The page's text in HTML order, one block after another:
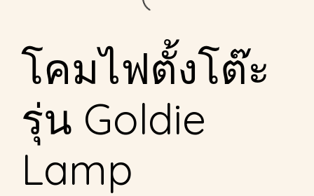
โคมไฟตั้งโต๊ะ
รุ่น Goldie
Lamp